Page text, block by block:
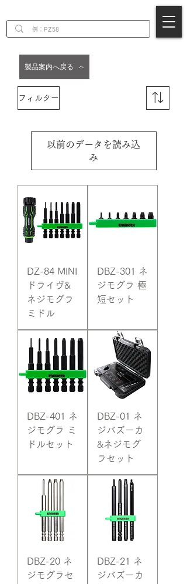
製品案内へ戻る
フィルター
以前のデータを読み込
み
DZ-84 MINI
ドライヴ&
ネジモグラ
ミドル
DBZ-301 ネ
ジモグラ 極
短セット
DBZ-401 ネ
ジモグラ ミ
ドルセット
DBZ-01 ネ
ジバズーカ
&ネジモグ
ラセット
DBZ-20 ネ
ジモグラセ
DBZ-21 ネ
ジバズーカ